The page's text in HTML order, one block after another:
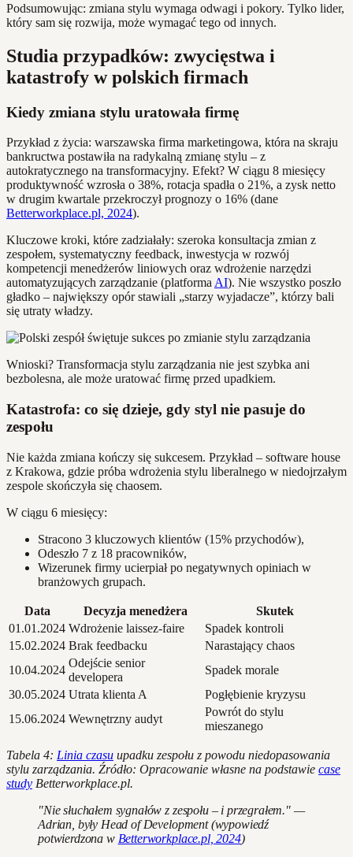
Podsumowując: zmiana stylu wymaga odwagi i pokory. Tylko lider,
który sam się rozwija, może wymagać tego od innych.
Studia przypadków: zwycięstwa i
katastrofy w polskich firmach
Kiedy zmiana stylu uratowała firmę
Przykład z życia: warszawska firma marketingowa, która na skraju
bankructwa postawiła na radykalną zmianę stylu – z
autokratycznego na transformacyjny. Efekt? W ciągu 8 miesięcy
produktywność wzrosła o 38%, rotacja spadła o 21%, a zysk netto
w drugim kwartale przekroczył prognozy o 16% (dane
Betterworkplace.pl, 2024).
Kluczowe kroki, które zadziałały: szeroka konsultacja zmian z
zespołem, systematyczny feedback, inwestycja w rozwój
kompetencji menedżerów liniowych oraz wdrożenie narzędzi
automatyzujących zarządzanie (platforma AI). Nie wszystko poszło
gładko – największy opór stawiali „starzy wyjadacze”, którzy bali
się utraty władzy.
Wnioski? Transformacja stylu zarządzania nie jest szybka ani
bezbolesna, ale może uratować firmę przed upadkiem.
Katastrofa: co się dzieje, gdy styl nie pasuje do
zespołu
Nie każda zmiana kończy się sukcesem. Przykład – software house
z Krakowa, gdzie próba wdrożenia stylu liberalnego w niedojrzałym
zespole skończyła się chaosem.
W ciągu 6 miesięcy:
Stracono 3 kluczowych klientów (15% przychodów),
Odeszło 7 z 18 pracowników,
Wizerunek firmy ucierpiał po negatywnych opiniach w
branżowych grupach.
Data Decyzja menedżera
Skutek
01.01.2024 Wdrożenie laissez-faire
Spadek kontroli
15.02.2024 Brak feedbacku
Narastający chaos
10.04.2024
Odejście senior
developera
Spadek morale
30.05.2024 Utrata klienta A
Pogłębienie kryzysu
15.06.2024 Wewnętrzny audyt
Powrót do stylu
mieszanego
Tabela 4: Linia czasu upadku zespołu z powodu niedopasowania
stylu zarządzania. Źródło: Opracowanie własne na podstawie case
study Betterworkplace.pl.
"Nie słuchałem sygnałów z zespołu – i przegrałem." —
Adrian, były Head of Development (wypowiedź
potwierdzona w Betterworkplace.pl, 2024)